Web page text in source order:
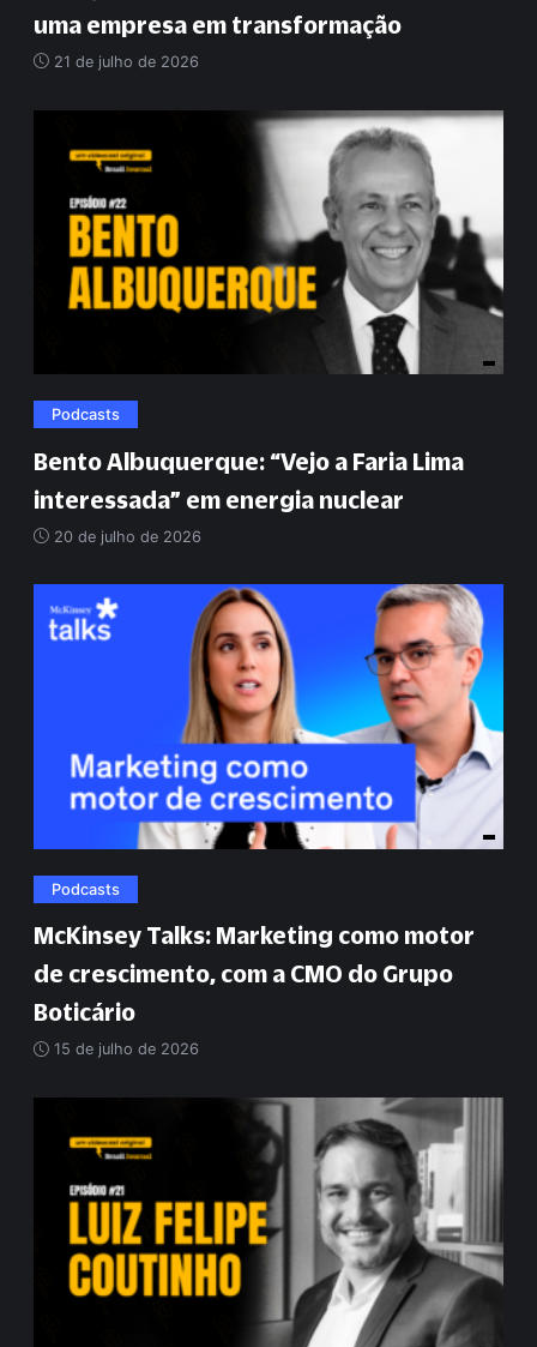
uma empresa em transformação
21 de julho de 2026
Podcasts
Bento Albuquerque: “Vejo a Faria Lima
interessada” em energia nuclear
20 de julho de 2026
Podcasts
McKinsey Talks: Marketing como motor
de crescimento, com a CMO do Grupo
Boticário
15 de julho de 2026